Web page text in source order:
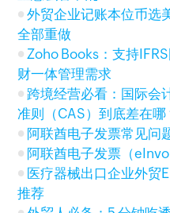
外贸企业记账本位币选
全部重做
Zoho Books：支持
财一体管理需求
跨境经营必看：国际会
准则（CAS）到底差在哪
阿联酋电子发票常见问
阿联酋电子发票（
医疗器械出口企业外贸
推荐